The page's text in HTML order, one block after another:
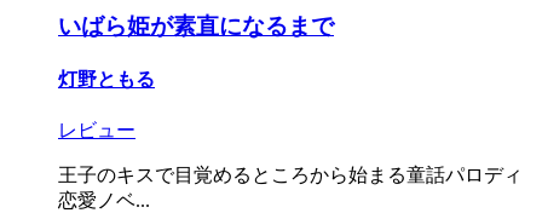
いばら姫が素直になるまで
灯野ともる
レビュー
王子のキスで目覚めるところから始まる童話パロディ
恋愛ノベ...